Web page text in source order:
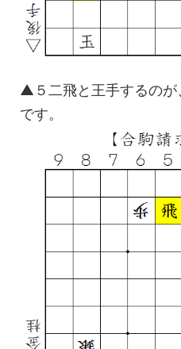
▲５二飛と王手するのが
です。